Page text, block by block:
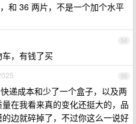
和 36 两片，不是一个加个水平
54
，有钱了买
55
递成本和少了一个盒子，以及两
在我看来真的变化还挺大的，品
边就碎掉了，不过你这么一说好